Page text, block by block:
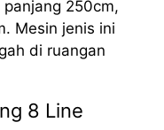
250cm,
Mesin jenis ini
di ruangan
8 Line